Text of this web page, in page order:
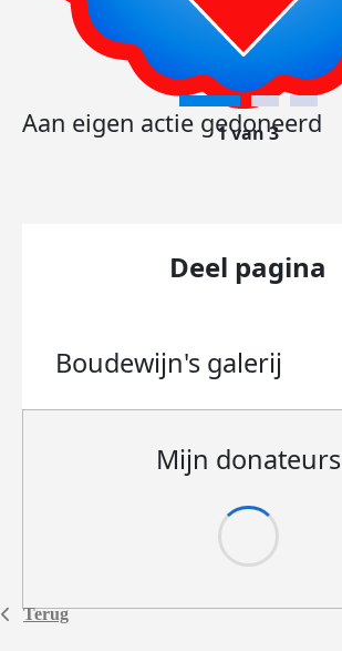
Terug
Aan eigen actie gedoneerd
1 van 3
Deel pagina
Boudewijn's galerij
Mijn donateurs